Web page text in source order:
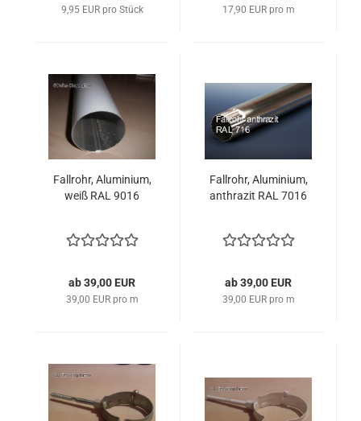
9,95 EUR pro Stück 17,90 EUR pro m
Fallrohr, Aluminium,
weiß RAL 9016
ab 39,00 EUR
39,00 EUR pro m
Fallrohr, Aluminium,
anthrazit RAL 7016
ab 39,00 EUR
39,00 EUR pro m